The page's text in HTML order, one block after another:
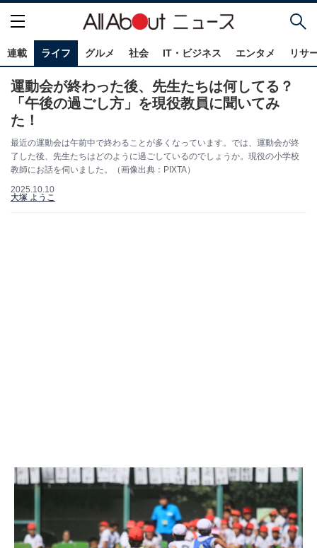
連載 ライフ グルメ 社会 IT・ビジネス エンタメ リサ
運動会が終わった後、先生たちは何してる？
「午後の過ごし方」を現役教員に聞いてみ
た！
最近の運動会は午前中で終わることが多くなっています。では、運動会が終
了した後、先生たちはどのように過ごしているのでしょうか。現役の小学校
教師にお話を伺いました。（画像出典：PIXTA）
2025.10.10
大塚 ようこ